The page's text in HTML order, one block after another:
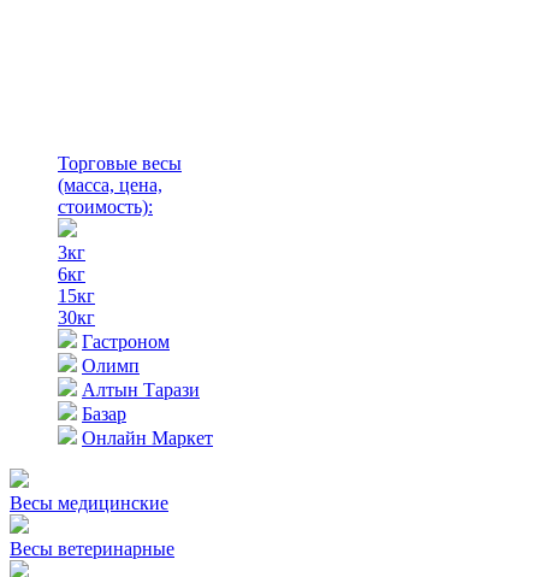
Торговые весы
(масса, цена,
стоимость):
3кг
6кг
15кг
30кг
Гастроном
Олимп
Алтын Тарази
Базар
Онлайн Маркет
Весы медицинские
Весы ветеринарные